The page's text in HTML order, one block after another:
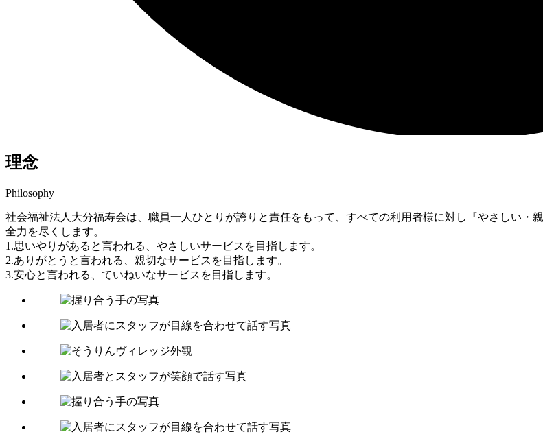
理念
Philosophy
社会福祉法人大分福寿会は、職員一人ひとりが誇りと責任をもって、すべての利用者様に対し『やさしい
全力を尽くします。
1.思いやりがあると言われる、やさしいサービスを目指します。
2.ありがとうと言われる、親切なサービスを目指します。
3.安心と言われる、ていねいなサービスを目指します。